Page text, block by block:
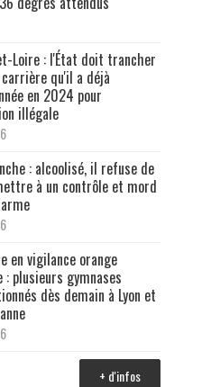
Loire : l'État doit trancher
qu'il a déjà
en 2024 pour
illégale
: alcoolisé, il refuse de
à un contrôle et mord
en vigilance orange
: plusieurs gymnases
dès demain à Lyon et
+ d'infos